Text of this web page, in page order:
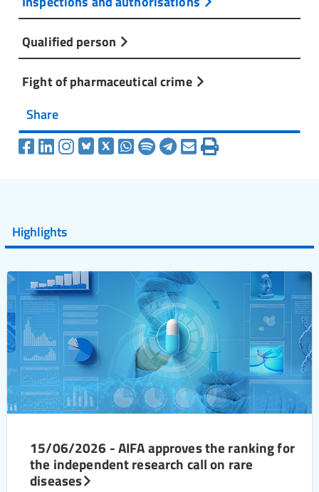
Qualified person
Fight of pharmaceutical crime
Share
Highlights
15/06/2026 - AIFA approves the ranking for
the independent research call on rare
diseases